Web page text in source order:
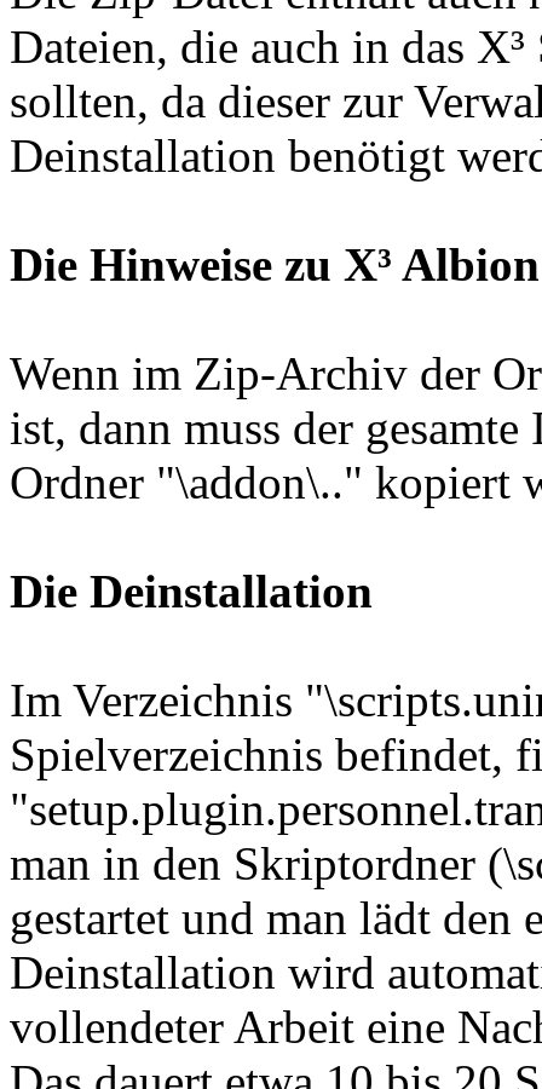
Dateien, die auch in das
sollten, da dieser zur
Deinstallation benötigt
Die Hinweise zu X³
Wenn im Zip-Archiv der
ist, dann muss der
Ordner "\addon\.." kopiert
Die Deinstallation
Im Verzeichnis
Spielverzeichnis befindet,
man in den Skriptordner
gestartet und man lädt den
Deinstallation wird
vollendeter Arbeit eine